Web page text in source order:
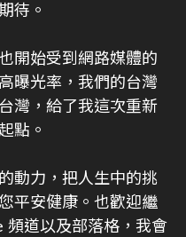
待。
開始受到網路媒體的
曝光率，我們的台灣
灣，給了我這次重新
點。
動力，把人生中的挑
平安健康。也歡迎繼
頻道以及部落格，我會